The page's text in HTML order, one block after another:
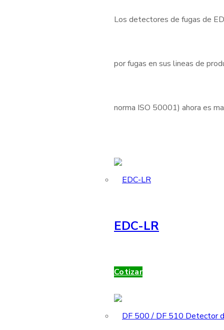
Los detectores de fugas de
por fugas en sus lineas de
norma ISO 50001) ahora es
EDC-LR
Cotizar